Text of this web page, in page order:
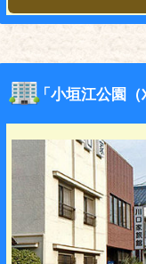
「小垣江公園